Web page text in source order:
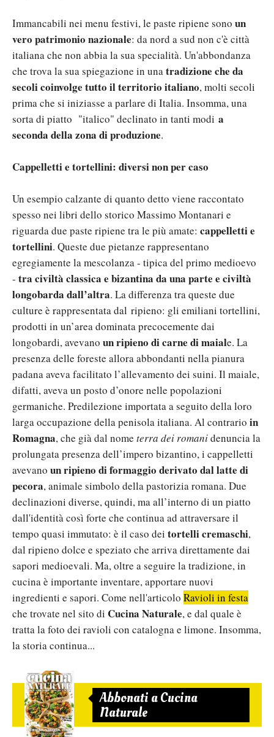
Immancabili nei menu festivi, le paste ripiene sono un
vero patrimonio nazionale: da nord a sud non c'è città
italiana che non abbia la sua specialità. Un'abbondanza
che trova la sua spiegazione in unatradizione che da
secoli coinvolge tutto il territorio italiano, molti secoli
prima che si iniziasse a parlare di Italia. Insomma, una
sorta di piatto "italico" declinato in tanti modi a
seconda della zona di produzione.
Cappelletti e tortellini: diversi non per caso
Un esempio calzante di quanto detto viene raccontato
spesso nei libri dello storico Massimo Montanari e
riguarda due paste ripiene tra le più amate: cappelletti e
tortellini. Queste due pietanze rappresentano
egregiamente la mescolanza - tipica del primo medioevo
- tra civiltà classica e bizantina da una parte e civiltà
longobarda dall’altra. La differenza tra queste due
culture è rappresentata dal ripieno: gli emiliani tortellini,
prodotti in un’area dominata precocemente dai
longobardi, avevano un ripieno di carne di maiale. La
presenza delle foreste allora abbondanti nella pianura
padana aveva facilitato l’allevamento dei suini. Il maiale,
difatti, aveva un posto d’onore nelle popolazioni
germaniche. Predilezione importata a seguito della loro
larga occupazione della penisola italiana. Al contrario in
Romagna, che già dal nome terra dei romanidenuncia la
prolungata presenza dell’impero bizantino, i cappelletti
avevano un ripieno di formaggio derivato dal latte di
pecora, animale simbolo della pastorizia romana. Due
declinazioni diverse, quindi, ma all’interno di un piatto
dall'identità così forte che continua ad attraversare il
tempo quasi immutato: è il caso dei tortelli cremaschi,
dal ripieno dolce e speziato che arriva direttamente dai
sapori medioevali. Ma, oltre a seguire la tradizione, in
cucina è importante inventare, apportare nuovi
ingredienti e sapori. Come nell'articolo Ravioli in festa
che trovate nel sito di Cucina Naturale, e dal quale è
tratta la foto dei ravioli con catalogna e limone. Insomma,
la storia continua...
Abbonati a Cucina
Naturale